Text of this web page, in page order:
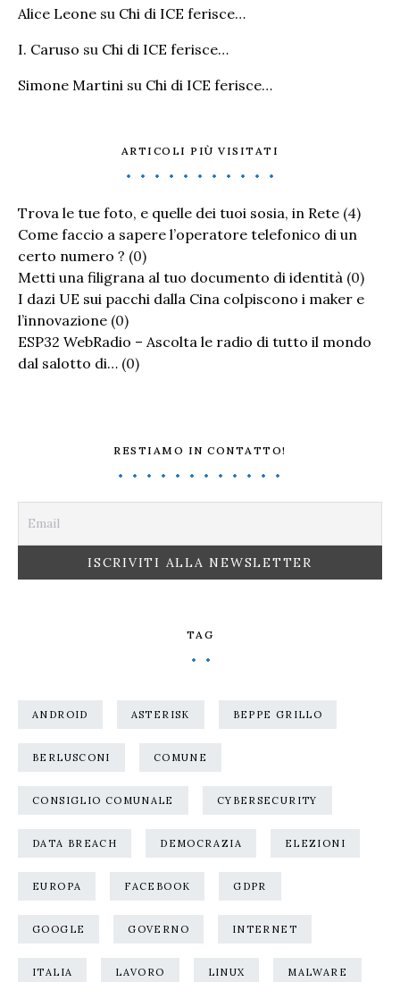
Alice Leone su Chi di ICE ferisce…
I. Caruso su Chi di ICE ferisce…
Simone Martini su Chi di ICE ferisce…
ARTICOLI PIÙ VISITATI
Trova le tue foto, e quelle dei tuoi sosia, in Rete (4)
Come faccio a sapere l’operatore telefonico di un
certo numero ? (0)
Metti una filigrana al tuo documento di identità (0)
I dazi UE sui pacchi dalla Cina colpiscono i maker e
l’innovazione (0)
ESP32 WebRadio – Ascolta le radio di tutto il mondo
dal salotto di… (0)
RESTIAMO IN CONTATTO!
TAG
ANDROID ASTERISK BEPPE GRILLO
BERLUSCONI COMUNE
CONSIGLIO COMUNALE CYBERSECURITY
DATA BREACH DEMOCRAZIA ELEZIONI
EUROPA FACEBOOK GDPR
GOOGLE GOVERNO INTERNET
ITALIA LAVORO LINUX MALWARE